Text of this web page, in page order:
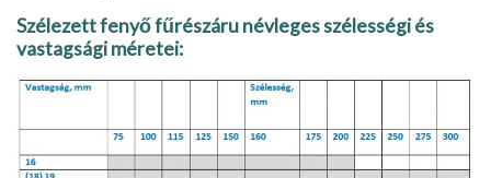
Szélezett fenyő fűrészáru névleges szélességi és
vastagsági méretei: